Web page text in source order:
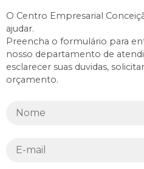
O Centro Empresarial
ajudar.
Preencha o formulário para
nosso departamento de
esclarecer suas duvidas,
orçamento.